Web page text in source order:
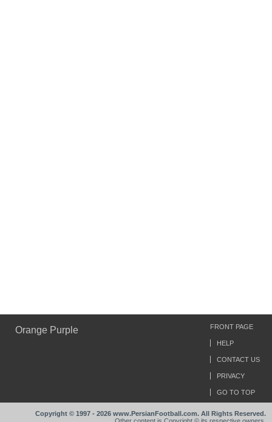
Orange Purple FRONT PAGE
HELP
CONTACT US
PRIVACY
GO TO TOP
Copyright © 1997 - 2026 www.PersianFootball.com. All Rights Reserved.